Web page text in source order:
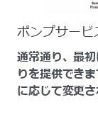
ポンプサー
通常通り、最
りを提供でき
に応じて変更